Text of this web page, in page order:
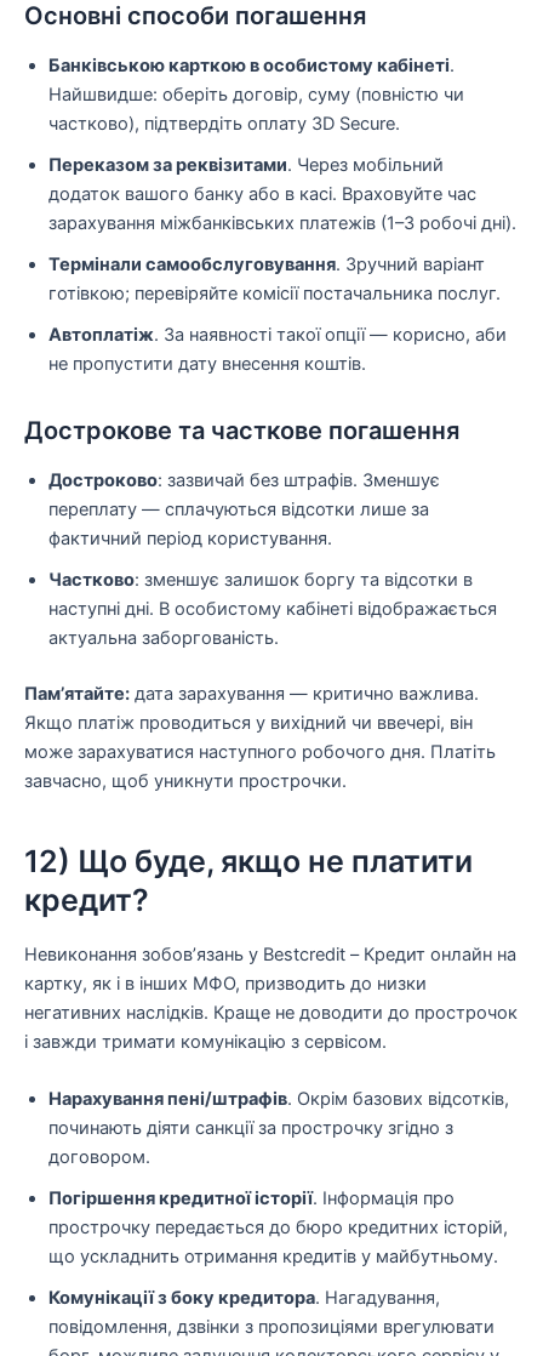
Основні способи погашення
Банківською карткою в особистому кабінеті.
Найшвидше: оберіть договір, суму (повністю чи
частково), підтвердіть оплату 3D Secure.
Переказом за реквізитами. Через мобільний
додаток вашого банку або в касі. Враховуйте час
зарахування міжбанківських платежів (1–3 робочі дні).
Термінали самообслуговування. Зручний варіант
готівкою; перевіряйте комісії постачальника послуг.
Автоплатіж. За наявності такої опції — корисно, аби
не пропустити дату внесення коштів.
Дострокове та часткове погашення
Достроково: зазвичай без штрафів. Зменшує
переплату — сплачуються відсотки лише за
фактичний період користування.
Частково: зменшує залишок боргу та відсотки в
наступні дні. В особистому кабінеті відображається
актуальна заборгованість.
Пам’ятайте: дата зарахування — критично важлива.
Якщо платіж проводиться у вихідний чи ввечері, він
може зарахуватися наступного робочого дня. Платіть
завчасно, щоб уникнути прострочки.
12) Що буде, якщо не платити
кредит?
Невиконання зобов’язань у Bestcredit – Кредит онлайн на
картку, як і в інших МФО, призводить до низки
негативних наслідків. Краще не доводити до прострочок
і завжди тримати комунікацію з сервісом.
Нарахування пені/штрафів. Окрім базових відсотків,
починають діяти санкції за прострочку згідно з
договором.
Погіршення кредитної історії. Інформація про
прострочку передається до бюро кредитних історій,
що ускладнить отримання кредитів у майбутньому.
Комунікації з боку кредитора. Нагадування,
повідомлення, дзвінки з пропозиціями врегулювати